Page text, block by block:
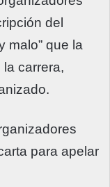
del
malo” que la
carrera,
para apelar